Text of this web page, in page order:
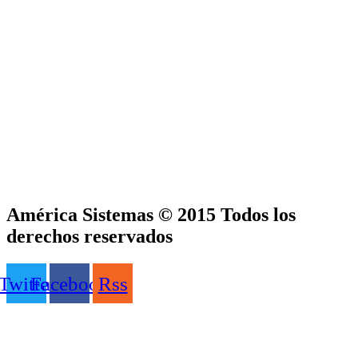
América Sistemas © 2015 Todos los
derechos reservados
FacebookRss